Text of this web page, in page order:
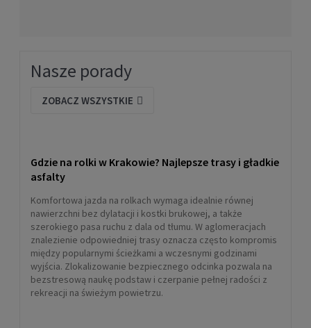
Nasze porady
ZOBACZ WSZYSTKIE
Gdzie na rolki w Krakowie? Najlepsze trasy i gładkie
asfalty
Komfortowa jazda na rolkach wymaga idealnie równej
nawierzchni bez dylatacji i kostki brukowej, a także
szerokiego pasa ruchu z dala od tłumu. W aglomeracjach
znalezienie odpowiedniej trasy oznacza często kompromis
między popularnymi ścieżkami a wczesnymi godzinami
wyjścia. Zlokalizowanie bezpiecznego odcinka pozwala na
bezstresową naukę podstaw i czerpanie pełnej radości z
rekreacji na świeżym powietrzu.